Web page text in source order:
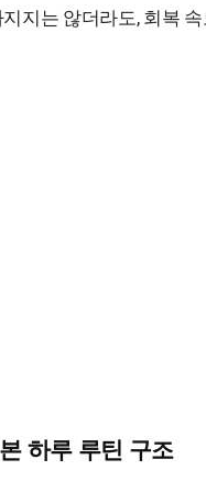
지는 않더라도, 회복
하루 루틴 구조